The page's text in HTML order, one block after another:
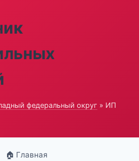
федеральный округ » ИП
🏠 Главная